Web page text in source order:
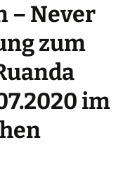
– Never
zum
im